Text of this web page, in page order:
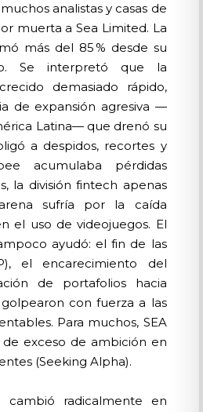
analistas y casas de
muerta a Sea Limited. La
más del 85 % desde su
Se interpretó que la
demasiado rápido,
de expansión agresiva —
Latina— que drenó su
a despidos, recortes y
acumulaba pérdidas
la división fintech apenas
sufría por la caída
el uso de videojuegos. El
ayudó: el fin de las
el encarecimiento del
de portafolios hacia
con fuerza a las
Para muchos, SEA
exceso de ambición en
(Seeking Alpha).
cambió radicalmente en